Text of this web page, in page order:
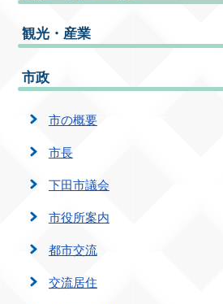
観光・産業
市政
市の概要
市長
下田市議会
市役所案内
都市交流
交流居住